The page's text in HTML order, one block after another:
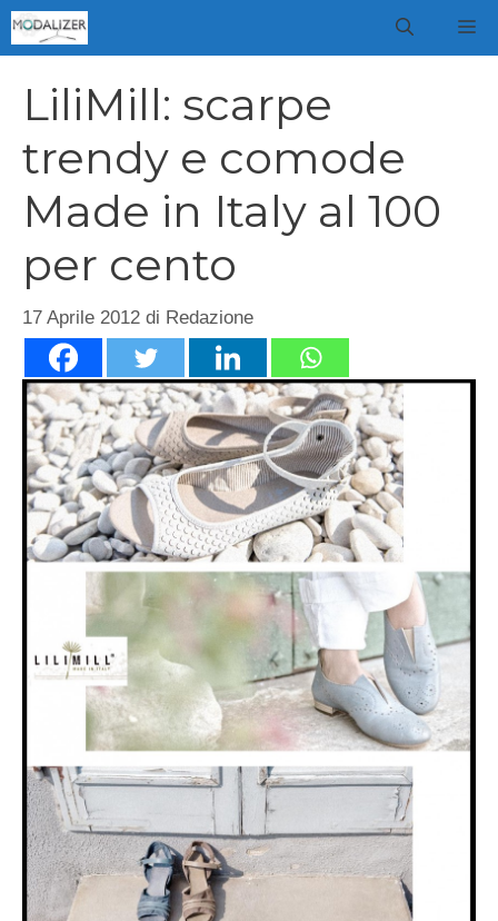
Vai
al
LiliMill: scarpe
trendy e comode
Made in Italy al 100
per cento
17 Aprile 2012 di Redazione